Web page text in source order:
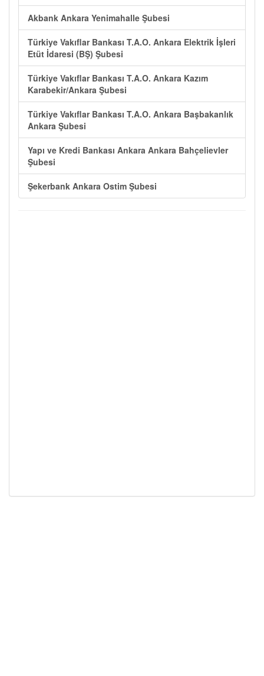
Akbank Ankara Yenimahalle Şubesi
Türkiye Vakıflar Bankası T.A.O. Ankara Elektrik İşleri
Etüt İdaresi (BŞ) Şubesi
Türkiye Vakıflar Bankası T.A.O. Ankara Kazım
Karabekir/Ankara Şubesi
Türkiye Vakıflar Bankası T.A.O. Ankara Başbakanlık
Ankara Şubesi
Yapı ve Kredi Bankası Ankara Ankara Bahçelievler
Şubesi
Şekerbank Ankara Ostim Şubesi